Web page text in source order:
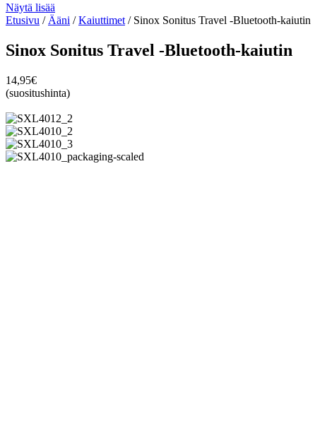
Näytä lisää
Etusivu / Ääni /Kaiuttimet / Sinox Sonitus Travel -Bluetooth-kaiutin
Sinox Sonitus Travel -Bluetooth-kaiutin
14,95€
(suositushinta)